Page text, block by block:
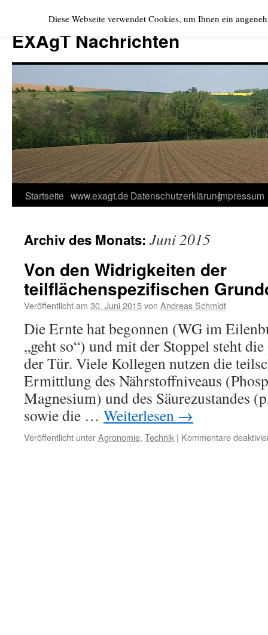
springen
EXAgT Nachrichten
Startseite www.exagt.de DatenschutzerklärungImpressum
Archiv des Monats: Juni 2015
Von den Widrigkeiten der
teilflächenspezifischen
Veröffentlicht am 30. Juni 2015von Andreas Schmidt
Die Ernte hat begonnen (WG im
„geht so“) und mit der Stoppel steht
der Tür. Viele Kollegen nutzen die
Ermittlung des Nährstoffniveaus
Magnesium) und des Säurezustandes
sowie die … Weiterlesen →
Veröffentlicht unterAgronomie, Technik | Kommentare
Diese Webseite verwendet Cookies, um Ihnen ein